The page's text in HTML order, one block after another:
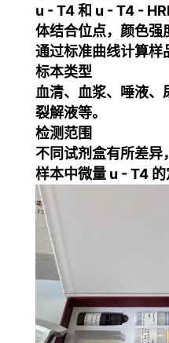
u - T4 和 u - T4 -
体结合位点，颜色强
通过标准曲线计算样
标本类型
血清、血浆、唾液、
裂解液等。
检测范围
不同试剂盒有所差异
样本中微量 u - T4 的